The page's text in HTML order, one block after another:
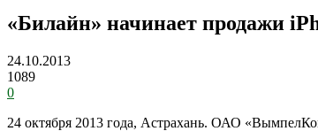
«Билайн» начинает продажи
24.10.2013
1089
0
24 октября 2013 года, Астрахань. ОАО